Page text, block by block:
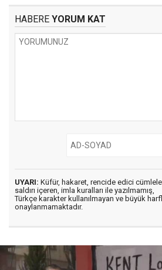
HABERE YORUM KAT
UYARI: Küfür, hakaret, rencide edici
saldırı içeren, imla kuralları ile yazılmamış,
Türkçe karakter kullanılmayan ve büyük
onaylanmamaktadır.